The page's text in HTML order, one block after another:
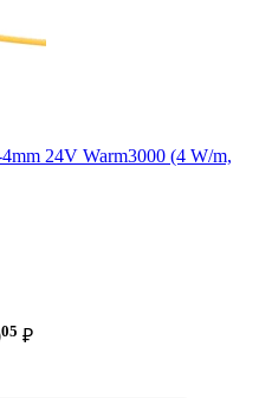
24V Warm3000 (4 W/m,
05 ₽